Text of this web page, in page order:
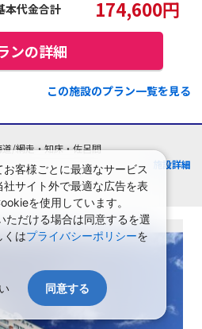
本代金合計 174,600円
ンの詳細
この施設のプラン一覧を見る
道/網走・知床・佐呂間
施設詳細
客様ごとに最適なサービス
サイト外で最適な広告を表
を使用しています。
ただける場合は同意するを選
くはプライバシーポリシーを
同意する